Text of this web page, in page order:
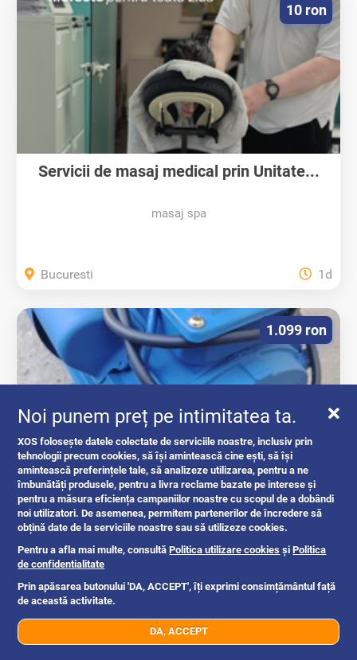
07xx xxx xxx Trimite mesaj
Servicii de masaj medical prin Unitate...
masaj spa
10 ron
Bucuresti 1d
Motor electric asincron 220v 4.8 kw ptr...
unelte si piese
1.099 ron
Bucuresti 1d
899 ron
Noi punem preț pe intimitatea ta.
XOS folosește datele colectate de serviciile noastre, inclusiv prin
tehnologii precum cookies, să își amintească cine ești, să își
amintească preferințele tale, să analizeze utilizarea, pentru a ne
îmbunătăți produsele, pentru a livra reclame bazate pe interese și
pentru a măsura eficiența campaniilor noastre cu scopul de a dobândi
noi utilizatori. De asemenea, permitem partenerilor de încredere să
obțină date de la serviciile noastre sau să utilizeze cookies.
Pentru a afla mai multe, consultăPolitica utilizare cookies șiPolitica
de confidentialitate
Prin apăsarea butonului 'DA, ACCEPT', îți exprimi consimțământul față
de această activitate.
DA, ACCEPT